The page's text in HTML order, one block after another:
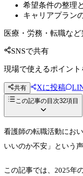
希望条件の整理
キャリアプラン
医療・労務・転職な
SNSで共有
現場で使えるポイン
共有 Xに投稿
この記事の目次32項目
看護師の転職活動にお
いいのか不安」という
この記事では、2025年